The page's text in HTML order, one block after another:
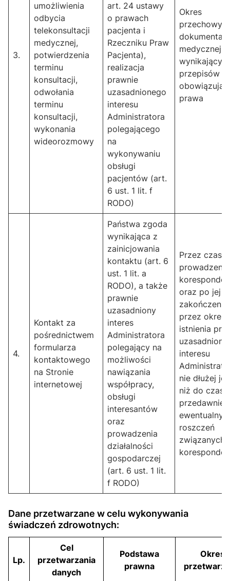
3.
umożliwienia
odbycia
telekonsultacji
medycznej,
potwierdzenia
terminu
konsultacji,
odwołania
terminu
konsultacji,
wykonania
wideorozmowy
art. 24 ustawy
o prawach
pacjenta i
Rzeczniku Praw
Pacjenta),
realizacja
prawnie
uzasadnionego
interesu
Administratora
polegającego
na
wykonywaniu
obsługi
pacjentów (art.
6 ust. 1 lit. f
RODO)
Okres
medycznej
wynikający z
przepisów
prawa
4.
Kontakt za
pośrednictwem
formularza
kontaktowego
na Stronie
internetowej
Państwa zgoda
wynikająca z
zainicjowania
kontaktu (art. 6
ust. 1 lit. a
RODO), a także
prawnie
uzasadniony
interes
Administratora
polegający na
możliwości
nawiązania
współpracy,
obsługi
interesantów
oraz
prowadzenia
działalności
gospodarczej
(art. 6 ust. 1 lit.
f RODO)
Przez czas
prowadzenia
oraz po jej
zakończeniu,
przez okres
istnienia
interesu
nie dłużej
niż do czasu
roszczeń
związanych
Dane przetwarzane w celu wykonywania
świadczeń zdrowotnych:
Lp.
Cel
przetwarzania
danych
Podstawa
prawna
Okres